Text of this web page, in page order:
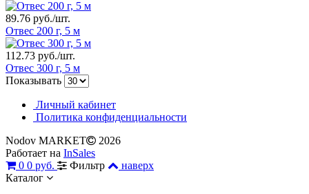
89.76 руб./шт.
Отвес 200 г, 5 м
112.73 руб./шт.
Отвес 300 г, 5 м
Показывать
Личный кабинет
Политика конфиденциальности
Nodov MARKET
2026
Работает на InSales
0 0 руб. Фильтр
наверх
Каталог